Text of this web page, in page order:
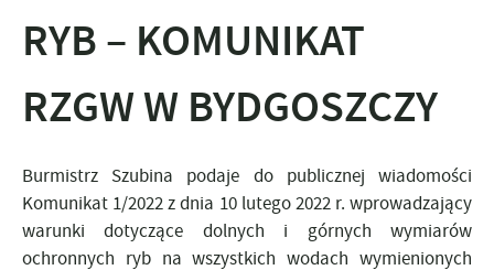
RYB – KOMUNIKAT
RZGW W BYDGOSZCZY
Burmistrz Szubina podaje do publicznej wiadomości
Komunikat 1/2022 z dnia 10 lutego 2022 r. wprowadzający
warunki dotyczące dolnych i górnych wymiarów
ochronnych ryb na wszystkich wodach wymienionych